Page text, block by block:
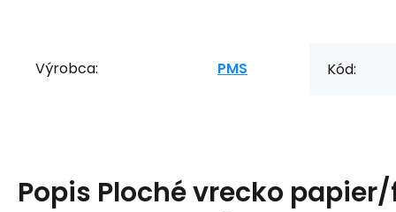
Výrobca: PMS Kód:
Popis Ploché vrecko